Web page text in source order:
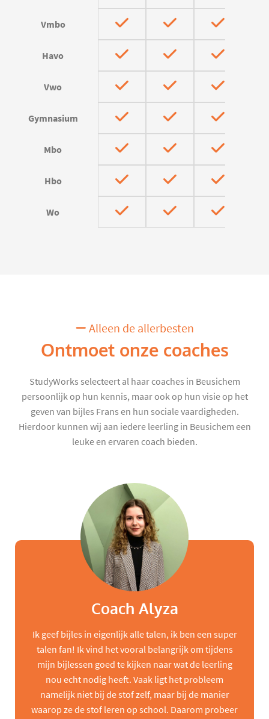
Vmbo
Havo
Vwo
Gymnasium
Mbo
Hbo
Wo
Alleen de allerbesten
Ontmoet onze coaches
StudyWorks selecteert al haar coaches in Beusichem
persoonlijk op hun kennis, maar ook op hun visie op het
geven van bijles Frans en hun sociale vaardigheden.
Hierdoor kunnen wij aan iedere leerling in Beusichem een
leuke en ervaren coach bieden.
Coach Alyza
Ik geef bijles in eigenlijk alle talen, ik ben een super
talen fan! Ik vind het vooral belangrijk om tijdens
mijn bijlessen goed te kijken naar wat de leerling
nou echt nodig heeft. Vaak ligt het probleem
namelijk niet bij de stof zelf, maar bij de manier
waarop ze de stof leren op school. Daarom probeer